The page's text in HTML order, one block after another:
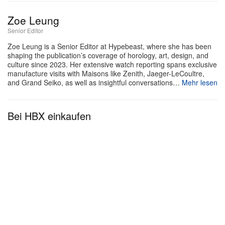
Supreme
Screw zusammengetan, um eine nostalgische
Zoe Leung
Senior Editor
Zoe Leung is a Senior Editor at Hypebeast, where she has been
shaping the publication’s coverage of horology, art, design, and
culture since 2023. Her extensive watch reporting spans exclusive
manufacture visits with Maisons like Zenith, Jaeger-LeCoultre,
and Grand Seiko, as well as insightful conversations… Mehr lesen
Bei HBX einkaufen